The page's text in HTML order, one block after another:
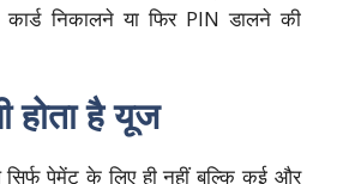
निकालने या फिर PIN डालने की
होता है यूज
पेमेंट के लिए ही नहीं बल्कि कई और